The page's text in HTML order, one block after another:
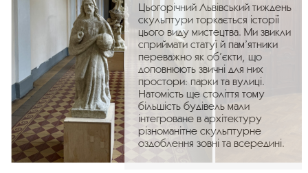
Цьогорічний Львівський тиждень
скульптури торкається історії
цього виду мистецтва. Ми звикли
сприймати статуї й пам’ятники
переважно як об’єкти, що
доповнюють звичні для них
простори: парки та вулиці.
Натомість ще століття тому
більшість будівель мали
інтегроване в архітектуру
різноманітне скульптурне
оздоблення зовні та всередині.